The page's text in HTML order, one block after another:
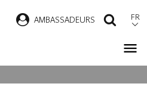
AMBASSADEURS FR